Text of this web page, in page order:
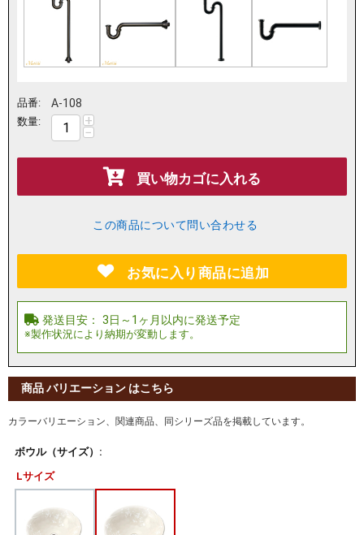
品番: A-108
数量: +
−
買い物カゴに入れる
この商品について問い合わせる
お気に入り商品に追加
商品 バリエーション はこちら
カラーバリエーション、関連商品、同シリーズ品を掲載しています。
ボウル（サイズ）:
Lサイズ